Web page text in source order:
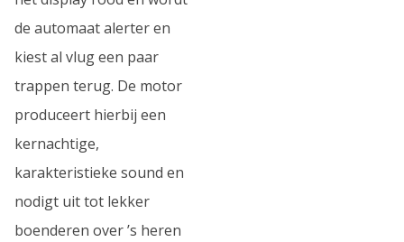
de automaat alerter en
kiest al vlug een paar
trappen terug. De motor
produceert hierbij een
kernachtige,
karakteristieke sound en
nodigt uit tot lekker
boenderen over ’s heren